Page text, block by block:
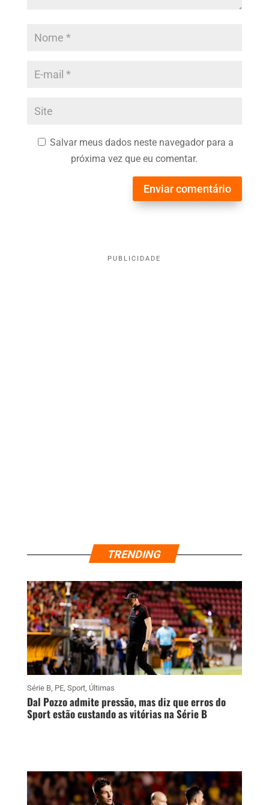
Salvar meus dados neste navegador para a
próxima vez que eu comentar.
Enviar comentário
PUBLICIDADE
TRENDING
Série B, PE, Sport, Últimas
Dal Pozzo admite pressão, mas diz que erros do
Sport estão custando as vitórias na Série B